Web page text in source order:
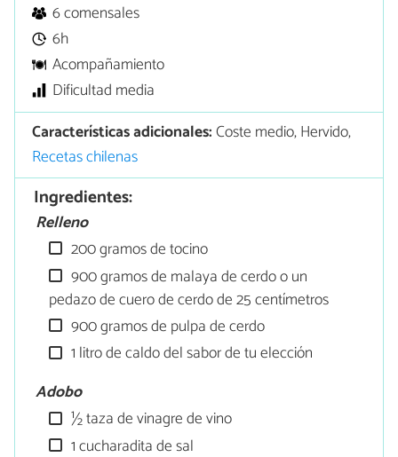
6 comensales
6h
Acompañamiento
Dificultad media
Características adicionales:Coste medio, Hervido,
Recetas chilenas
Ingredientes:
Relleno
200 gramos de tocino
900 gramos de malaya de cerdo o un
pedazo de cuero de cerdo de 25 centímetros
900 gramos de pulpa de cerdo
1 litro de caldo del sabor de tu elección
Adobo
½ taza de vinagre de vino
1 cucharadita de sal